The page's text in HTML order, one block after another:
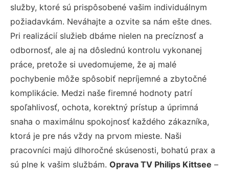
služby, ktoré sú prispôsobené vašim individuálnym
požiadavkám. Neváhajte a ozvite sa nám ešte dnes.
Pri realizácií služieb dbáme nielen na precíznosť a
odbornosť, ale aj na dôslednú kontrolu vykonanej
práce, pretože si uvedomujeme, že aj malé
pochybenie môže spôsobiť nepríjemné a zbytočné
komplikácie. Medzi naše firemné hodnoty patrí
spoľahlivosť, ochota, korektný prístup a úprimná
snaha o maximálnu spokojnosť každého zákazníka,
ktorá je pre nás vždy na prvom mieste. Naši
pracovníci majú dlhoročné skúsenosti, bohatú prax a
sú plne k vašim službám. Oprava TV Philips Kittsee –